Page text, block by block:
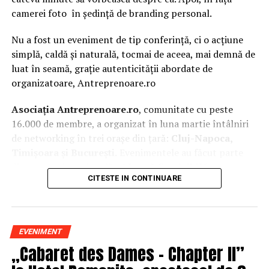
camerei foto în ședință de branding personal.
Nu a fost un eveniment de tip conferință, ci o acțiune
simplă, caldă și naturală, tocmai de aceea, mai demnă de
luat în seamă, grație autenticității abordate de
organizatoare, Antreprenoare.ro
Asociația Antreprenoare.ro, comunitate cu peste
16.000 de membre, a organizat în luna martie întâlniri
de networking în trei orașe din țară:
Cluj-Napoca,
campania națională„Aleg să fiu vizibilă„, o
inițiativă care combină sesiuni de fotografie de brand
prezentă, cu numele tău și cu afacerea ta, în spațiul
public.
La Cluj-Napoca, sesiunile foto au fost susținute de doi
fotografi profesioniști:Valentina Mihalache
CITESTE IN CONTINUARE
EVENIMENT
„Cabaret des Dames – Chapter II”